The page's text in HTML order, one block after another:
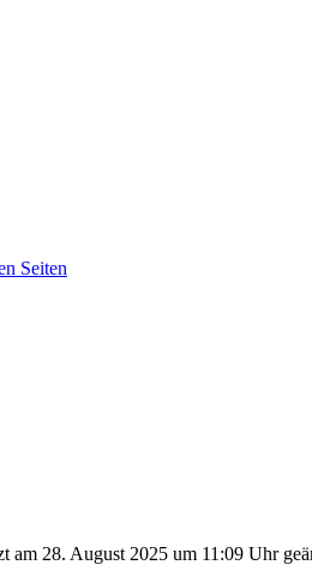
Seiten
am 28. August 2025 um 11:09 Uhr